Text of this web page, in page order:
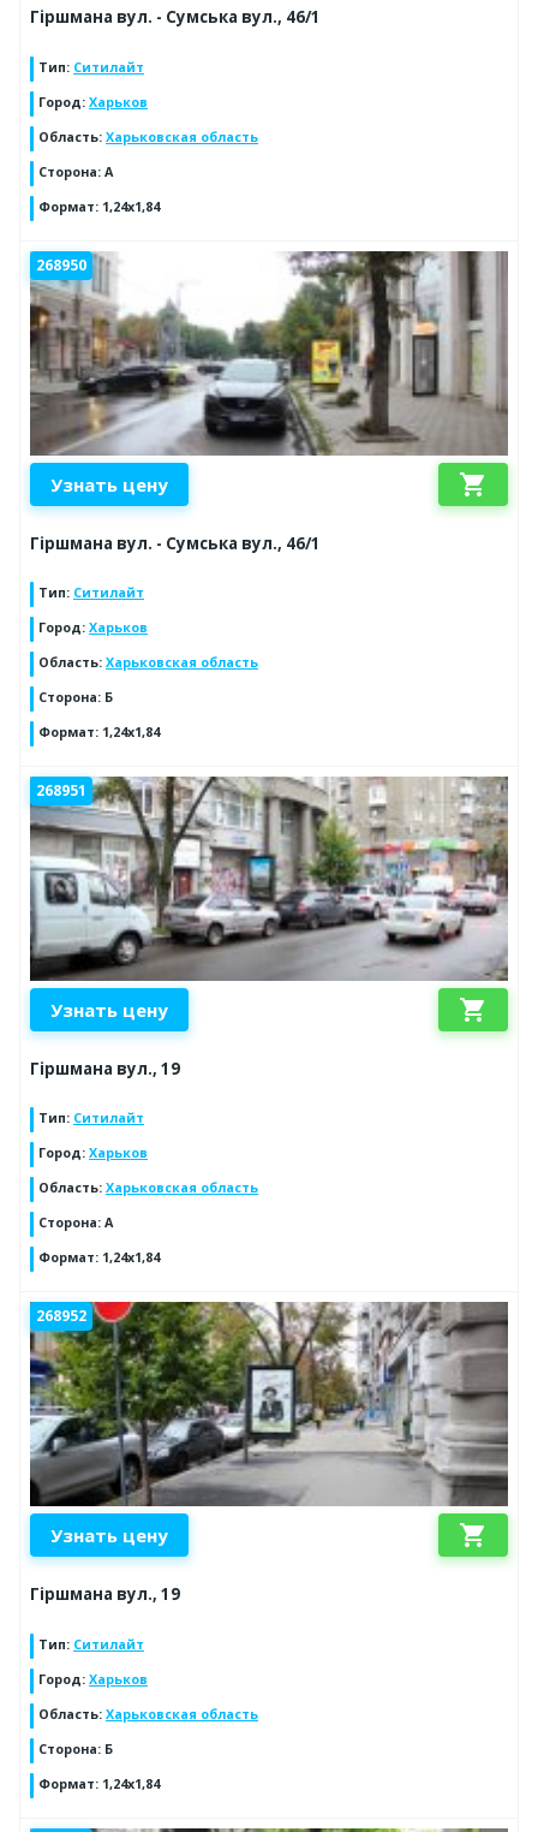
Гіршмана вул. - Сумська вул., 46/1
Тип: Ситилайт
Город: Харьков
Область: Харьковская область
Сторона: А
Формат: 1,24х1,84
268950
Узнать цену shopping_cart
Гіршмана вул. - Сумська вул., 46/1
Тип: Ситилайт
Город: Харьков
Область: Харьковская область
Сторона: Б
Формат: 1,24х1,84
268951
Узнать цену shopping_cart
Гіршмана вул., 19
Тип: Ситилайт
Город: Харьков
Область: Харьковская область
Сторона: А
Формат: 1,24х1,84
268952
Узнать цену shopping_cart
Гіршмана вул., 19
Тип: Ситилайт
Город: Харьков
Область: Харьковская область
Сторона: Б
Формат: 1,24х1,84